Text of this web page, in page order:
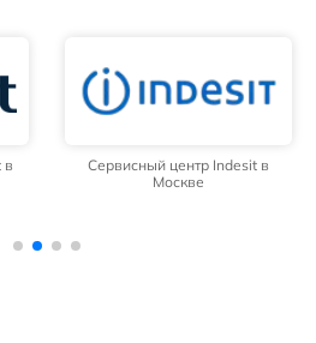
в
Сервисный центр Indesit в
Москве